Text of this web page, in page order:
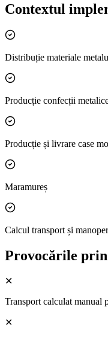
Contextul
Distribuție materiale
Producție confecții
Producție și livrare case
Maramureș
Calcul transport și
Provocările
✕
Transport calculat manual
✕